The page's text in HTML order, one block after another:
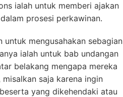
ialah untuk memberi ajakan
prosesi perkawinan.
untuk mengusahakan sebagian
ialah untuk bab undangan
belakang mengapa mereka
saja karena ingin
yang dikehendaki atau